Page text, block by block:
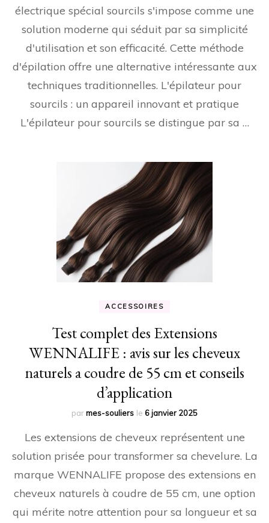
électrique spécial sourcils s'impose comme une
solution moderne qui séduit par sa simplicité
d'utilisation et son efficacité. Cette méthode
d'épilation offre une alternative intéressante aux
techniques traditionnelles. L'épilateur pour
sourcils : un appareil innovant et pratique
L'épilateur pour sourcils se distingue par sa …
ACCESSOIRES
Test complet des Extensions
WENNALIFE : avis sur les cheveux
naturels a coudre de 55 cm et conseils
d’application
parmes-souliers le 6 janvier 2025
Les extensions de cheveux représentent une
solution prisée pour transformer sa chevelure. La
marque WENNALIFE propose des extensions en
cheveux naturels à coudre de 55 cm, une option
qui mérite notre attention pour sa longueur et sa